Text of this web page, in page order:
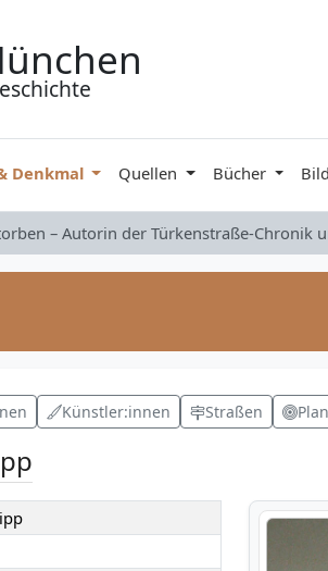
Denkmal Quellen Bücher
– Autorin der Türkenstraße-Chronik
Künstler:innen Straßen Plan